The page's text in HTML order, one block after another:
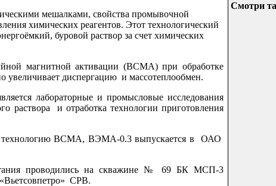
мешалками, свойства промывочной
химических реагентов. Этот технологический
буровой раствор за счет химических
активации (ВСМА) при обработке
увеличивает диспергацию и массотеплообмен.
лабораторные и промысловые исследования
раствора и отработка технологии приготовления
ВСМА, ВЭМА-0.3 выпускается в ОАО
на скважине № 69 БК МСП-3
тигр» СП «Вьетсовпетро» СРВ.
Смотри